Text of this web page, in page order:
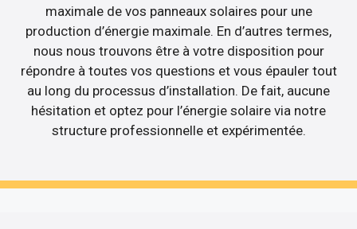
maximale de vos panneaux solaires pour une
production d’énergie maximale. En d’autres termes,
nous nous trouvons être à votre disposition pour
répondre à toutes vos questions et vous épauler tout
au long du processus d’installation. De fait, aucune
hésitation et optez pour l’énergie solaire via notre
structure professionnelle et expérimentée.